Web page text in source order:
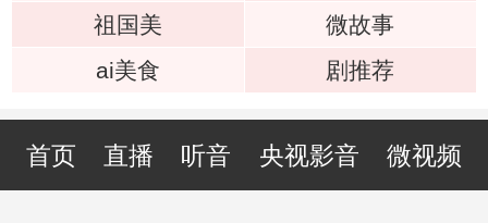
祖国美
微故事
ai美食
剧推荐
首页 直播 听音 央视影音 微视频